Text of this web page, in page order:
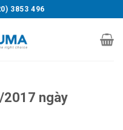
3853 496
2017 ngày